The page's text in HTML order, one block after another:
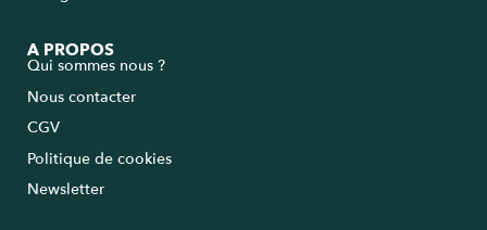
A PROPOS
Qui sommes nous ?
Nous contacter
CGV
Politique de cookies
Newsletter